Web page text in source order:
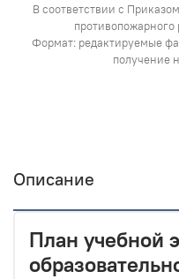
В соответствии с
Формат: редактируемые
получение
Описание
План учебной